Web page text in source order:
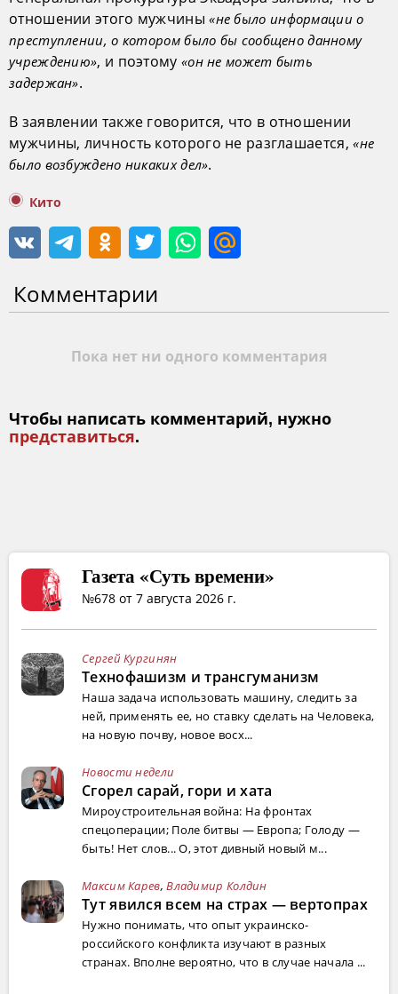
отношении этого мужчины«не было информации о
преступлении, о котором было бы сообщено данному
учреждению», и поэтому «он не может быть
задержан».
В заявлении также говорится, что в отношении
мужчины, личность которого не разглашается,«не
было возбуждено никаких дел».
Кито
Комментарии
Пока нет ни одного комментария
Чтобы написать комментарий, нужно
представиться.
Газета «Суть времени»
№678 от 7 августа 2026 г.
Сергей Кургинян
Технофашизм и трансгуманизм
Наша задача использовать машину, следить за
ней, применять ее, но ставку сделать на Человека,
на новую почву, новое восх...
Новости недели
Сгорел сарай, гори и хата
Мироустроительная война: На фронтах
спецоперации; Поле битвы — Европа; Голоду —
быть! Нет слов... О, этот дивный новый м...
Максим Карев,Владимир Колдин
Тут явился всем на страх — вертопрах
Нужно понимать, что опыт украинско-
российского конфликта изучают в разных
странах. Вполне вероятно, что в случае начала ...